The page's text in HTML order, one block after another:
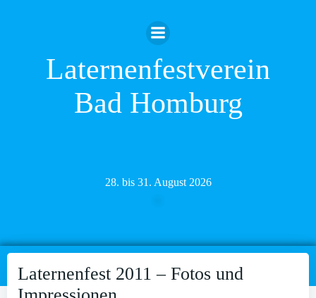
Inhalt
springen
Laternenfestverein
Bad Homburg
28. bis 31. August 2026
Laternenfest 2011 – Fotos und